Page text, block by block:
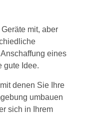
mit, aber
eines
gute Idee.
denen Sie Ihre
umbauen
sich in Ihrem